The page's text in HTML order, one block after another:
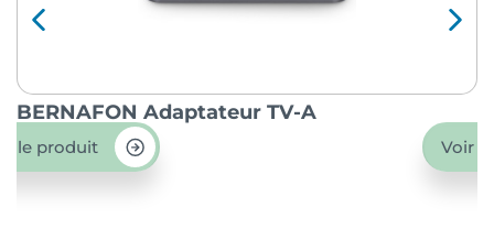
BERNAFON Adaptateur TV-A
le produit Voir